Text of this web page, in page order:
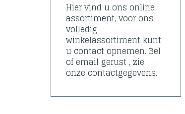
Hier vind u ons online
assortiment, voor ons
volledig
winkelassortiment kunt
u contact opnemen. Bel
of email gerust , zie
onze contactgegevens.